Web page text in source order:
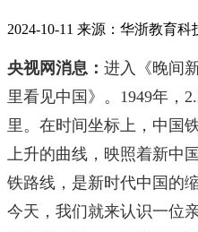
2024-10-11 来源：华浙教育
央视网消息： 进入《晚间
里看见中国》。1949年，
里。在时间坐标上，中国
上升的曲线，映照着新中
铁路线，是新时代中国的
今天，我们就来认识一位